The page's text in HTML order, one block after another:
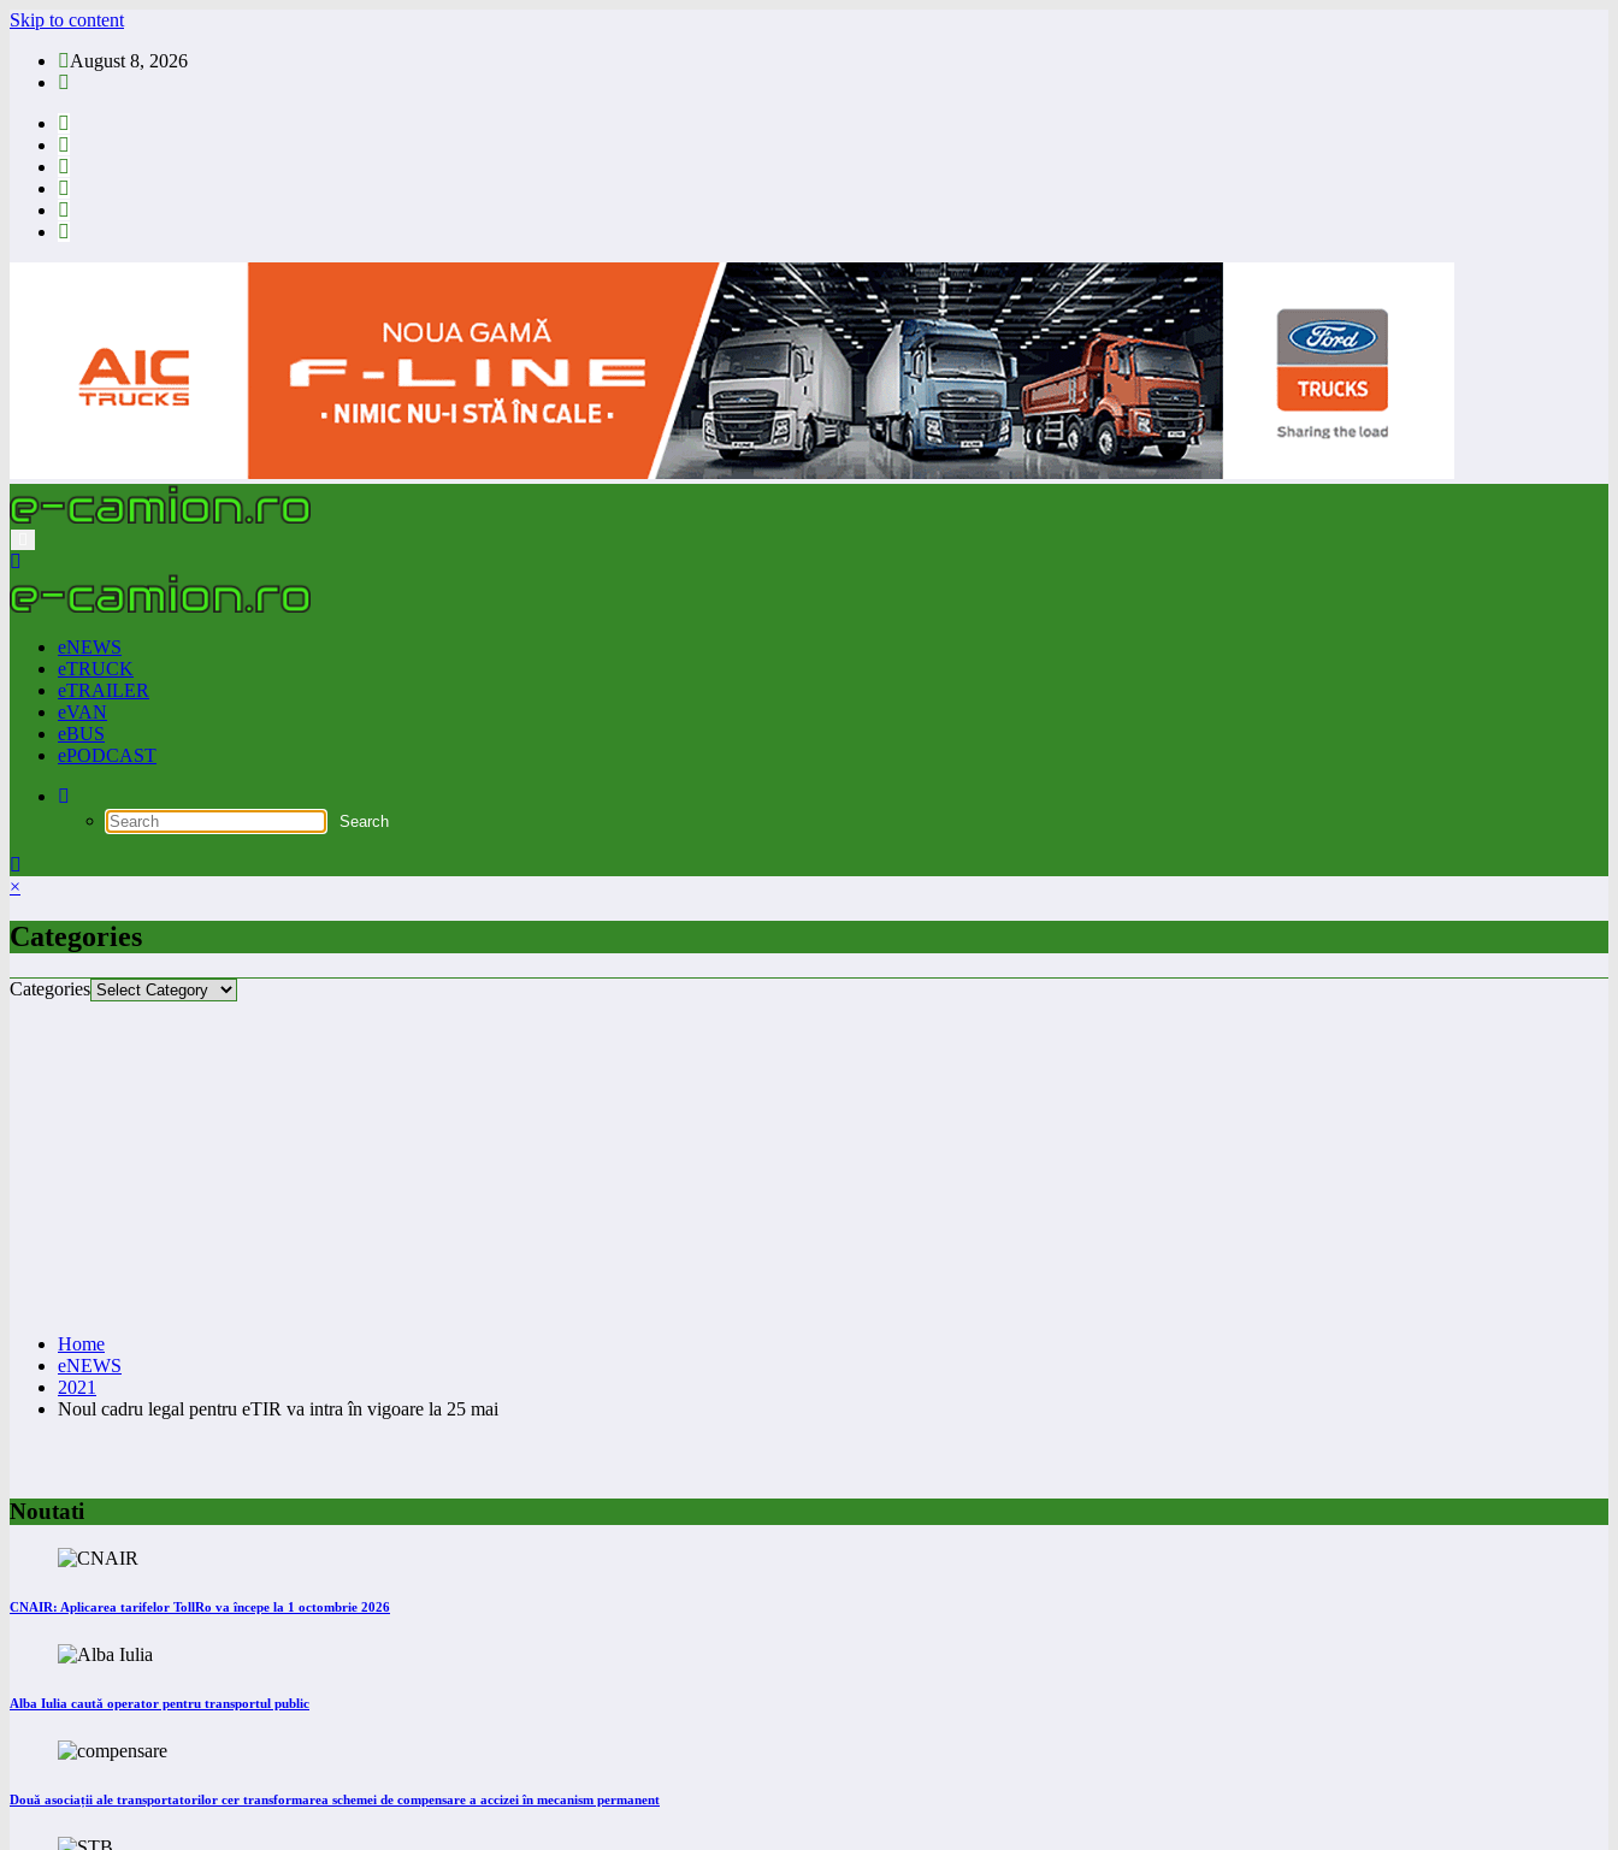
Skip to content
August 8, 2026
eNEWS
eTRUCK
eTRAILER
eVAN
eBUS
ePODCAST
×
Categories
Categories
Home
eNEWS
2021
Noul cadru legal pentru eTIR va intra în vigoare la 25 mai
Noutati
CNAIR: Aplicarea tarifelor TollRo va începe la 1 octombrie 2026
Alba Iulia caută operator pentru transportul public
Două asociații ale transportatorilor cer transformarea schemei de compensare a accizei în mecanism permanent